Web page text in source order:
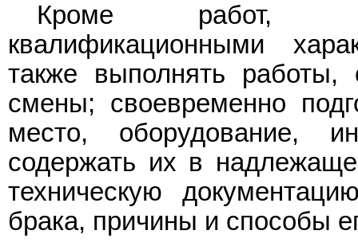
Кроме работ,
квалификационными
также выполнять
смены; своевременно
место, оборудование,
содержать их в
техническую
брака, причины и способы